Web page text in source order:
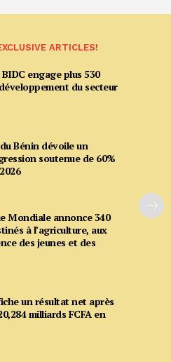
ARTICLES!
engage plus 530
du secteur
Bénin dévoile un
soutenue de 60%
Mondiale annonce 340
à l’agriculture, aux
des jeunes et des
un résultat net après
milliards FCFA en